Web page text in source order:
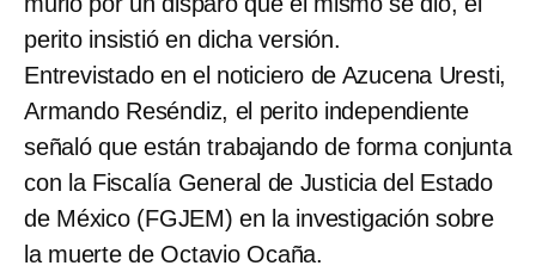
perito insistió en dicha versión.
Entrevistado en el noticiero de Azucena Uresti,
Armando Reséndiz, el perito independiente
señaló que están trabajando de forma conjunta
con la Fiscalía General de Justicia del Estado
de México (FGJEM) en la investigación sobre
la muerte de Octavio Ocaña.